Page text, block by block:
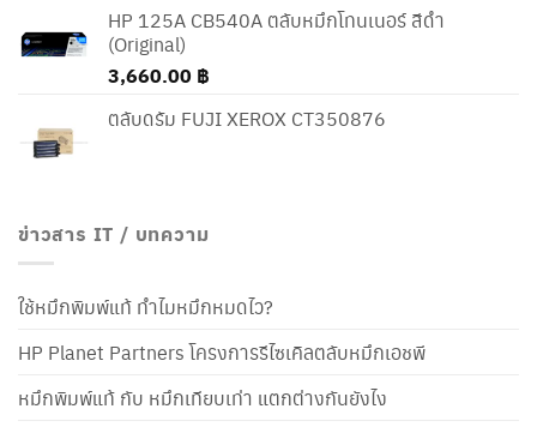
HP 125A CB540A ตลับหมึกโทนเนอร์ สีดำ
(Original)
3,660.00 ฿
ตลับดรัม FUJI XEROX CT350876
ข่าวสาร IT / บทความ
ใช้หมึกพิมพ์แท้ ทำไมหมึกหมดไว?
HP Planet Partners โครงการรีไซเคิลตลับหมึกเอชพี
หมึกพิมพ์แท้ กับ หมึกเทียบเท่า แตกต่างกันยังไง